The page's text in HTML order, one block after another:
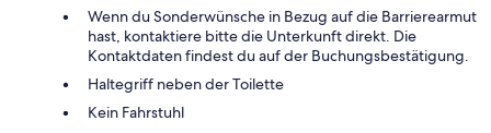
Wenn du Sonderwünsche in Bezug auf die Barrierearmut
hast, kontaktiere bitte die Unterkunft direkt. Die
Kontaktdaten findest du auf der Buchungsbestätigung.
Haltegriff neben der Toilette
Kein Fahrstuhl